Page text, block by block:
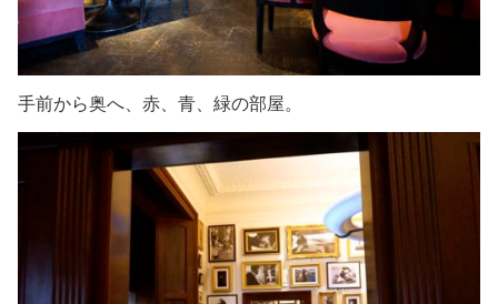
手前から奥へ、赤、青、緑の部屋。